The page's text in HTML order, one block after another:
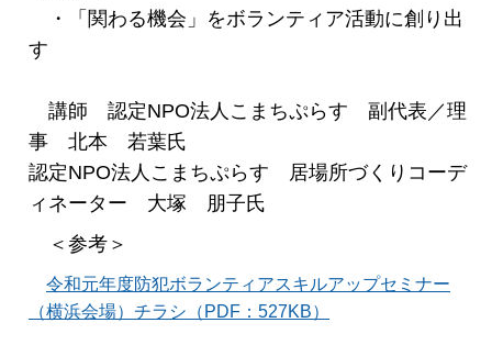
・「関わる機会」をボランティア活動に創り出
す
講師 認定NPO法人こまちぷらす 副代表／理
事 北本 若葉氏
認定NPO法人こまちぷらす 居場所づくりコーデ
ィネーター 大塚 朋子氏
＜参考＞
令和元年度防犯ボランティアスキルアップセミナー
（横浜会場）チラシ（PDF：527KB）